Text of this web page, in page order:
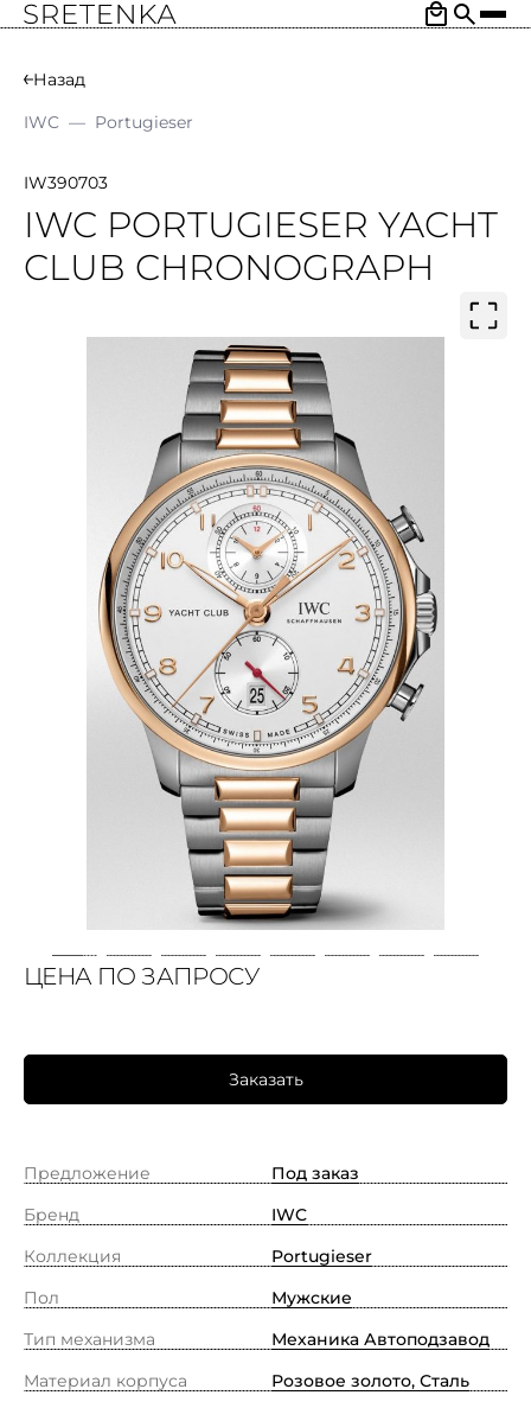
Назад
IWC — Portugieser
IW390703
IWC PORTUGIESER YACHT
CLUB CHRONOGRAPH
ЦЕНА ПО ЗАПРОСУ
Заказать
Предложение
Под заказ
Бренд
IWC
Коллекция
Portugieser
Пол
Мужские
Тип механизма
Механика Автоподзавод
Материал корпуса
Розовое золото, Сталь